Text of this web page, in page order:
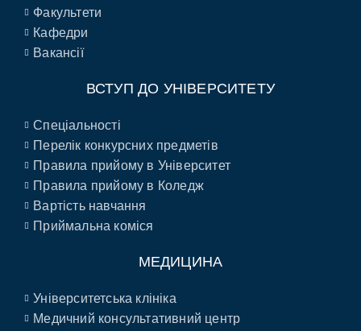
Факультети
Кафедри
Вакансії
ВСТУП ДО УНІВЕРСИТЕТУ
Спеціальності
Перелік конкурсних предметів
Правила прийому в Університет
Правила прийому в Коледж
Вартість навчання
Приймальна коміся
МЕДИЦИНА
Університетська клініка
Медичний консультативний центр